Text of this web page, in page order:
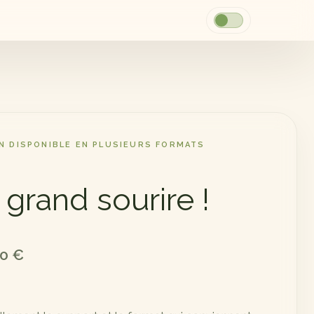
DISPONIBLE EN PLUSIEURS FORMATS
grand sourire !
€